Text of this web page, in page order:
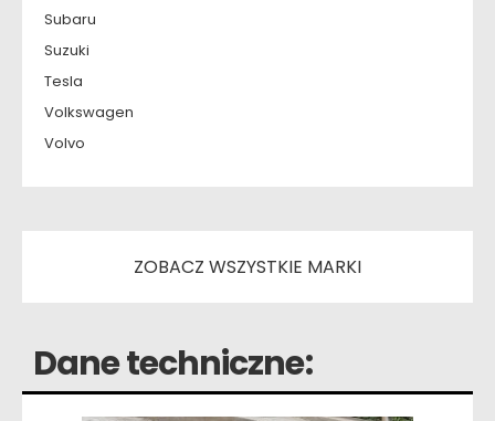
Subaru
Suzuki
Tesla
Volkswagen
Volvo
ZOBACZ WSZYSTKIE MARKI
Dane techniczne: